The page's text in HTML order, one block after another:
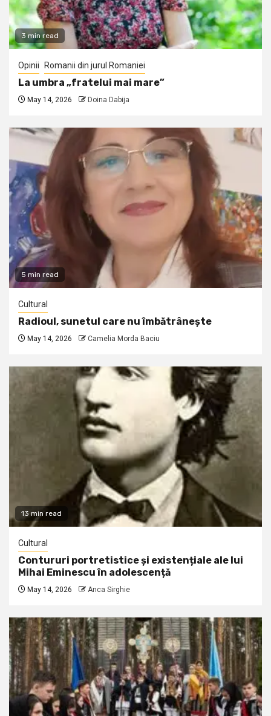
3 min read
Opinii Romanii din jurul Romaniei
La umbra „fratelui mai mare”
May 14, 2026 Doina Dabija
5 min read
Cultural
Radioul, sunetul care nu îmbătrânește
May 14, 2026 Camelia Morda Baciu
13 min read
Cultural
Contururi portretistice și existențiale ale lui
Mihai Eminescu în adolescență
May 14, 2026 Anca Sirghie